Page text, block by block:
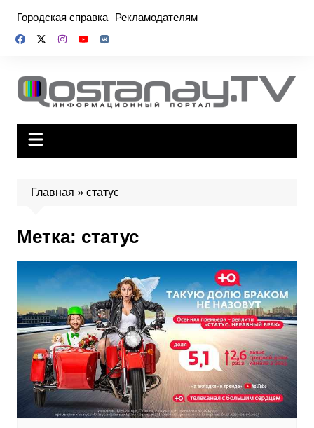
содержимому
Городская справка Рекламодателям
Главная » статус
Метка: статус